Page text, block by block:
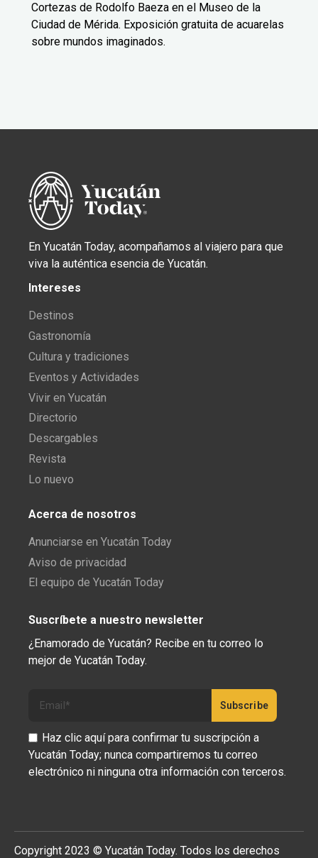
Cortezas de Rodolfo Baeza en el Museo de la
Ciudad de Mérida. Exposición gratuita de acuarelas
sobre mundos imaginados.
En Yucatán Today, acompañamos al viajero para que
viva la auténtica esencia de Yucatán.
Intereses
Destinos
Gastronomía
Cultura y tradiciones
Eventos y Actividades
Vivir en Yucatán
Directorio
Descargables
Revista
Lo nuevo
Acerca de nosotros
Anunciarse en Yucatán Today
Aviso de privacidad
El equipo de Yucatán Today
Suscríbete a nuestro newsletter
¿Enamorado de Yucatán? Recibe en tu correo lo
mejor de Yucatán Today.
Haz clic aquí para confirmar tu suscripción a
Yucatán Today; nunca compartiremos tu correo
electrónico ni ninguna otra información con terceros.
Copyright 2023 © Yucatán Today. Todos los derechos